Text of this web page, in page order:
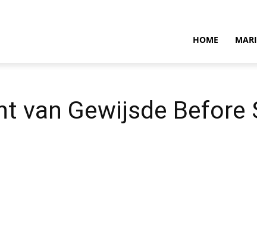
HOME
van Gewijsde Before